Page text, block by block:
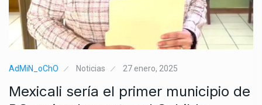
AdMiN_oChO Noticias 27 enero, 2025
Mexicali sería el primer municipio de